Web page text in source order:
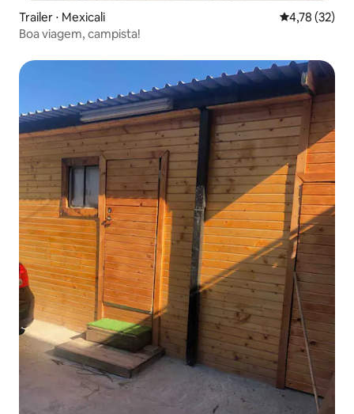
Trailer ⋅ Mexicali 4,78 de uma
4,78 (32)
Boa viagem, campista!